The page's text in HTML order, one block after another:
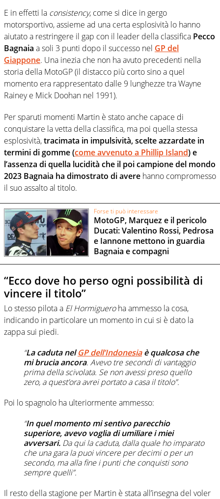
E in effetti la consistency, come si dice in gergo
motorsportivo, assieme ad una certa esplosività lo hanno
aiutato a restringere il gap con il leader della classifica Pecco
Bagnaia a soli 3 punti dopo il successo nel GP del
Giappone. Una inezia che non ha avuto precedenti nella
storia della MotoGP (il distacco più corto sino a quel
momento era rappresentato dalle 9 lunghezze tra Wayne
Rainey e Mick Doohan nel 1991).
Per sparuti momenti Martin è stato anche capace di
conquistare la vetta della classifica, ma poi quella stessa
esplosività,tracimata in impulsività, scelte azzardate in
termini di gomme (come avvenuto a Phillip Island) e
l’assenza di quella lucidità che il poi campione del mondo
2023 Bagnaia ha dimostrato di avere hanno compromesso
il suo assalto al titolo.
Forse ti può interessare
MotoGP, Marquez e il pericolo
Ducati: Valentino Rossi, Pedrosa
e Iannone mettono in guardia
Bagnaia e compagni
“Ecco dove ho perso ogni possibilità di
vincere il titolo”
Lo stesso pilota a El Hormigueroha ammesso la cosa,
indicando in particolare un momento in cui si è dato la
zappa sui piedi.
“La caduta nelGP dell’Indonesiaè qualcosa che
mi brucia ancora. Avevo tre secondi di vantaggio
prima della scivolata. Se non avessi preso quello
zero, a quest’ora avrei portato a casa il titolo”.
Poi lo spagnolo ha ulteriormente ammesso:
“In quel momento mi sentivo parecchio
superiore, avevo voglia di umiliare i miei
avversari. Da qui la caduta, dalla quale ho imparato
che una gara la puoi vincere per decimi o per un
secondo, ma alla fine i punti che conquisti sono
sempre quelli”.
Il resto della stagione per Martin è stata all’insegna del voler